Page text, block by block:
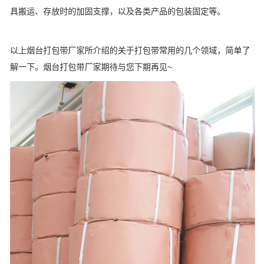
具搬运、存放时的加固支撑，以及各类产品的包装固定等。
以上烟台打包带厂家所介绍的关于打包带常用的几个领域，简单了
解一下。烟台打包带厂家期待与您下期再见~